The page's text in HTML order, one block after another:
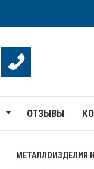
ОТЗЫВЫ
МЕТАЛЛОИЗДЕЛИЯ